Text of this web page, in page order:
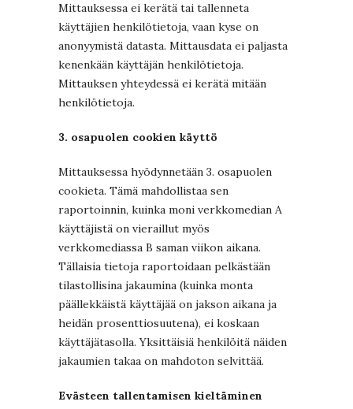
Mittauksessa ei kerätä tai tallenneta
käyttäjien henkilötietoja, vaan kyse on
anonyymistä datasta. Mittausdata ei paljasta
kenenkään käyttäjän henkilötietoja.
Mittauksen yhteydessä ei kerätä mitään
henkilötietoja.
3. osapuolen cookien käyttö
Mittauksessa hyödynnetään 3. osapuolen
cookieta. Tämä mahdollistaa sen
raportoinnin, kuinka moni verkkomedian A
käyttäjistä on vieraillut myös
verkkomediassa B saman viikon aikana.
Tällaisia tietoja raportoidaan pelkästään
tilastollisina jakaumina (kuinka monta
päällekkäistä käyttäjää on jakson aikana ja
heidän prosenttiosuutena), ei koskaan
käyttäjätasolla. Yksittäisiä henkilöitä näiden
jakaumien takaa on mahdoton selvittää.
Evästeen tallentamisen kieltäminen